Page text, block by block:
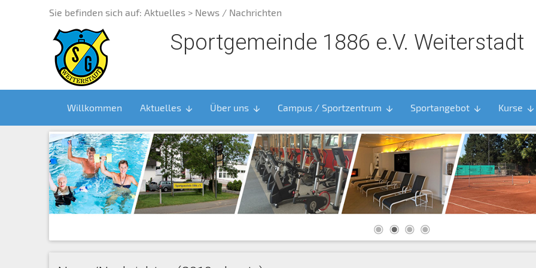
Sie befinden sich auf: Aktuelles > News / Nachrichten
Sportgemeinde 1886 e.V. Weiterstadt
Willkommen Aktuelles arrow_downward Über uns arrow_downward Campus / Sportzentrum arrow_downward Sportangebot arrow_downward Kurse arrow_downward